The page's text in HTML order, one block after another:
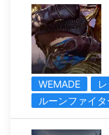
WEMADE
ルーンファイタ